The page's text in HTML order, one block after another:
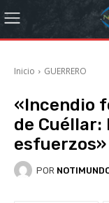
Inicio GUERRERO
«Incendio
de Cuéllar:
esfuerzos»
POR